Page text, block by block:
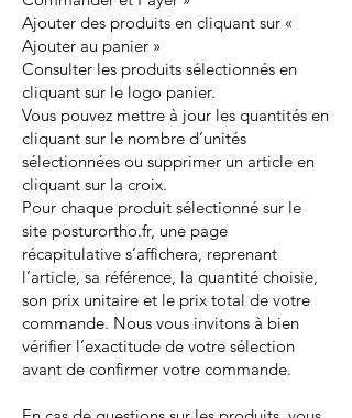
Ajouter des produits en cliquant sur «
Ajouter au panier »
Consulter les produits sélectionnés en
cliquant sur le logo panier.
Vous pouvez mettre à jour les quantités en
cliquant sur le nombre d’unités
sélectionnées ou supprimer un article en
cliquant sur la croix.
Pour chaque produit sélectionné sur le
site posturortho.fr, une page
récapitulative s’affichera, reprenant
l’article, sa référence, la quantité choisie,
son prix unitaire et le prix total de votre
commande. Nous vous invitons à bien
vérifier l’exactitude de votre sélection
avant de confirmer votre commande.